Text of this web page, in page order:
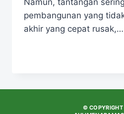
pembangunan yang
akhir yang cepat rusak,…